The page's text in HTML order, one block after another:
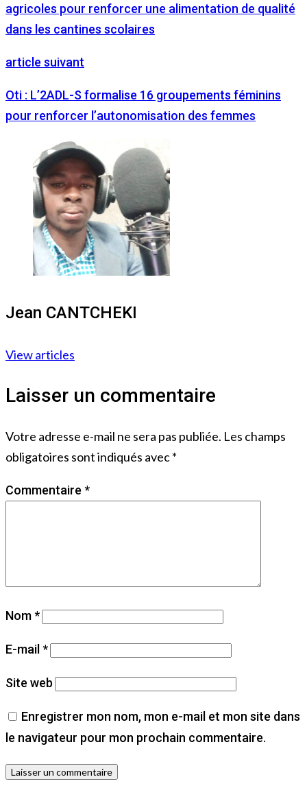
agricoles pour renforcer une alimentation de qualité
dans les cantines scolaires
article suivant
Oti : L’2ADL-S formalise 16 groupements féminins
pour renforcer l’autonomisation des femmes
Jean CANTCHEKI
View articles
Laisser un commentaire
Votre adresse e-mail ne sera pas publiée. Les champs
obligatoires sont indiqués avec*
Commentaire *
Nom*
E-mail*
Site web
Enregistrer mon nom, mon e-mail et mon site dans
le navigateur pour mon prochain commentaire.